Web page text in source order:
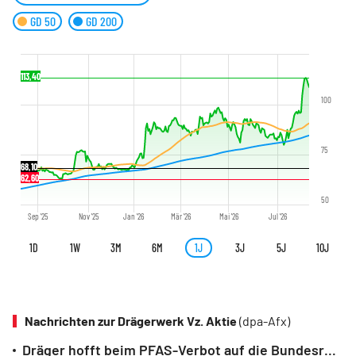
GD 50 GD 200
Sep '25 Nov '25 Jan '26 Mär '26 Mai '26 Jul '26
50
75
100
68,10
62,60
113,40
1D 1W 3M 6M 1J 3J 5J 10J
Nachrichten zur Drägerwerk Vz. Aktie(dpa-Afx)
Dräger hofft beim PFAS-Verbot auf die Bundesregierung